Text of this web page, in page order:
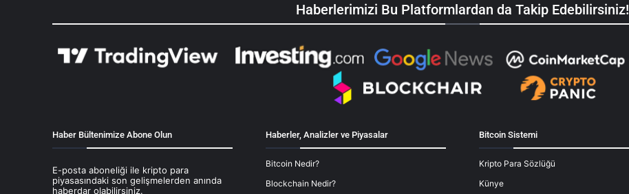
Haberlerimizi Bu Platformlardan da Takip Edebilirsiniz!
Haber Bültenimize Abone Olun
E-posta aboneliği ile kripto para
piyasasındaki son gelişmelerden anında
haberdar olabilirsiniz.
Haberler, Analizler ve Piyasalar
Bitcoin Nedir?
Blockchain Nedir?
Bitcoin Sistemi
Kripto Para Sözlüğü
Künye